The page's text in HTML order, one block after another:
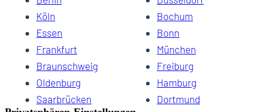
Köln
Bochum
Essen
Bonn
Frankfurt
München
Braunschweig
Freiburg
Oldenburg
Hamburg
Saarbrücken
Dortmund